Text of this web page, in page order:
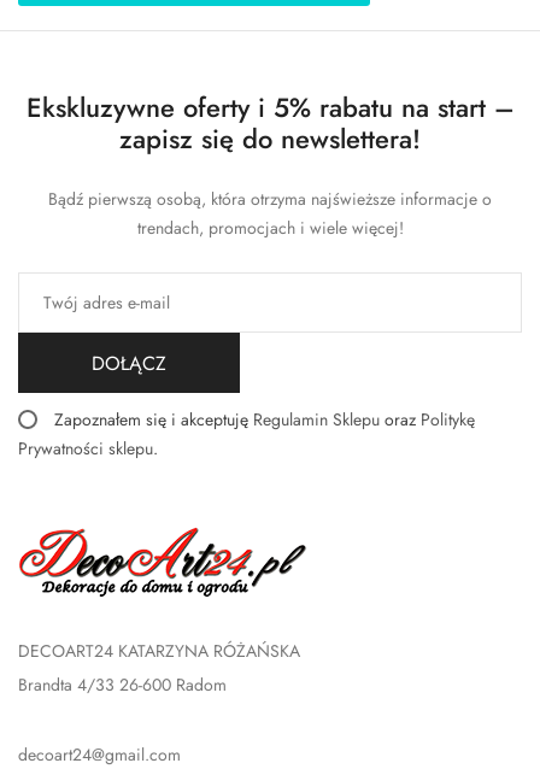
Ekskluzywne oferty i 5% rabatu na start –
zapisz się do newslettera!
Bądź pierwszą osobą, która otrzyma najświeższe informacje o
trendach, promocjach i wiele więcej!
DOŁĄCZ
Zapoznałem się i akceptuję Regulamin Sklepu oraz Politykę
Prywatności sklepu.
DECOART24 KATARZYNA RÓŻAŃSKA
Brandta 4/33 26-600 Radom
decoart24@gmail.com